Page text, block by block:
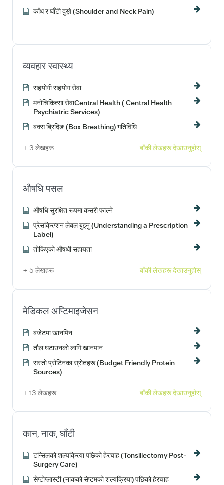
काँध र घाँटी दुख्ने (Shoulder and Neck Pain)
व्यवहार स्वास्थ्य
सहयोगी सहयोग सेवा
मनोचिकित्सा सेवाCentral Health ( Central Health
Psychiatric Services)
बक्स ब्रिदिङ (Box Breathing) गतिविधि
+ 3 लेखहरू बाँकी लेखहरू देखाउनुहोस्
औषधि पसल
औषधि सुरक्षित रूपमा कसरी फाल्ने
प्रेसक्रिप्शन लेबल बुझ्नु (Understanding a Prescription
Label)
तोकिएको औषधी सहायता
+ 5 लेखहरू बाँकी लेखहरू देखाउनुहोस्
मेडिकल अप्टिमाइजेसन
बजेटमा खानपिन
तौल घटाउनको लागि खानपान
सस्तो प्रोटिनका स्रोतहरू (Budget Friendly Protein
Sources)
+ 13 लेखहरू बाँकी लेखहरू देखाउनुहोस्
कान, नाक, घाँटी
टन्सिलको शल्यक्रिया पछिको हेरचाह (Tonsillectomy Post-
Surgery Care)
सेप्टोप्लास्टी (नाकको सेप्टमको शल्यक्रिया) पछिको हेरचाह